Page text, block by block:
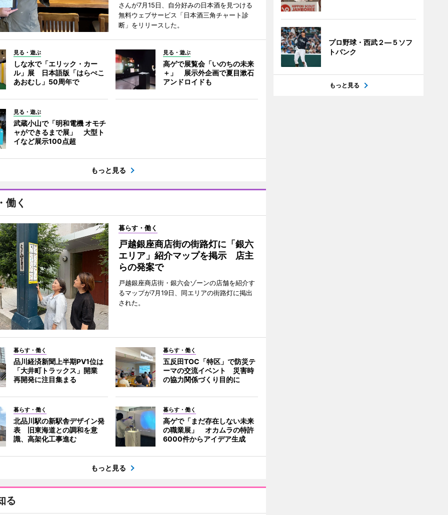
さんが7月15日、自分好みの日本酒を見つける
無料ウェブサービス「日本酒三角チャート診
断」をリリースした。
見る・遊ぶ
しな水で「エリック・カー
ル」展 日本語版「はらぺこ
あおむし」50周年で
見る・遊ぶ
高ゲで展覧会「いのちの未来
＋」 展示外企画で夏目漱石
アンドロイドも
見る・遊ぶ
武蔵小山で「明和電機 オモチ
ャができるまで展」 大型ト
イなど展示100点超
もっと見る
働く
暮らす・働く
戸越銀座商店街の街路灯に「銀六
エリア」紹介マップを掲示 店主
らの発案で
戸越銀座商店街・銀六会ゾーンの店舗を紹介す
るマップが7月19日、同エリアの街路灯に掲出
された。
暮らす・働く
品川経済新聞上半期PV1位は
「大井町トラックス」開業
再開発に注目集まる
暮らす・働く
五反田TOC「特区」で防災テ
ーマの交流イベント 災害時
の協力関係づくり目的に
暮らす・働く
北品川駅の新駅舎デザイン発
表 旧東海道との調和を意
識、高架化工事進む
暮らす・働く
高ゲで「まだ存在しない未来
の職業展」 オカムラの特許
6000件からアイデア生成
もっと見る
る
プロ野球・西武２―５ソフ
トバンク
もっと見る